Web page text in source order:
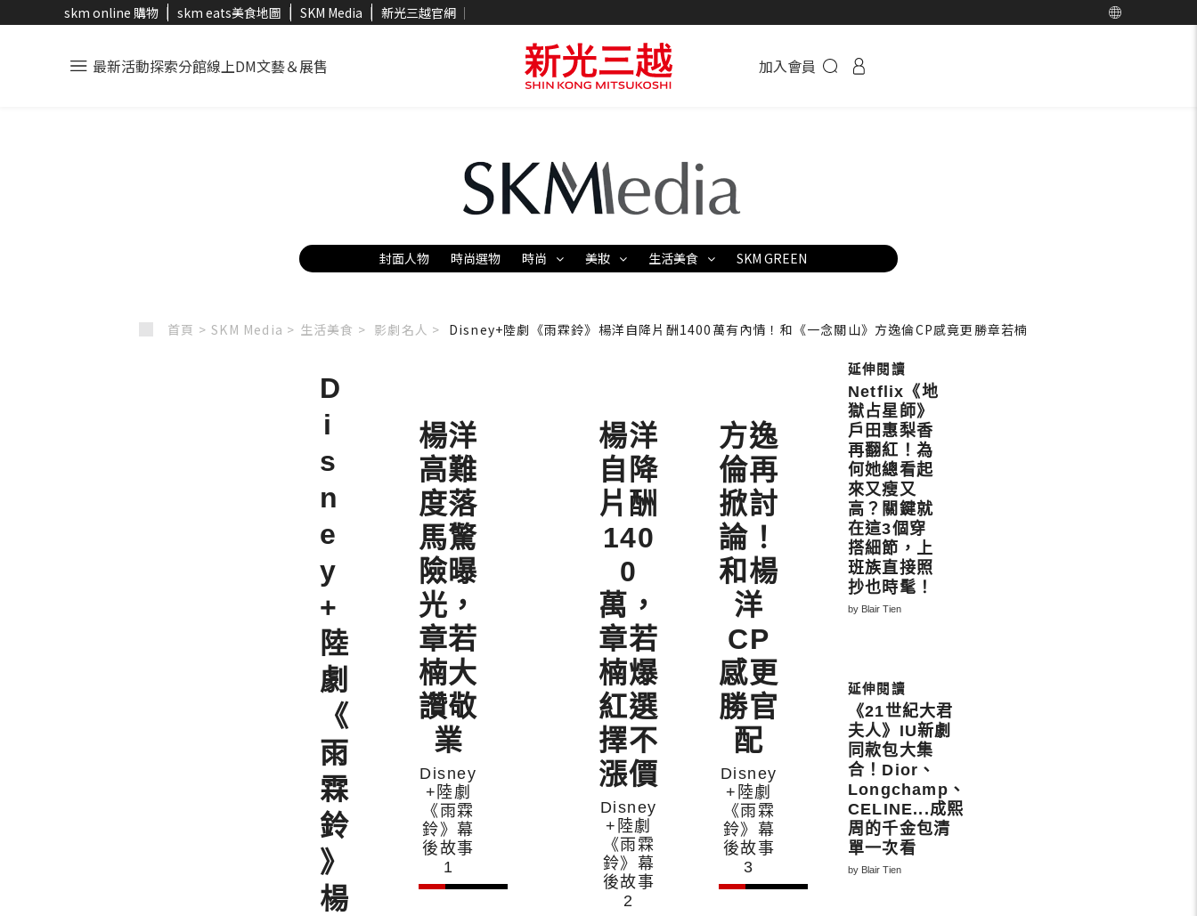
skm online 購物 skm eats美食地圖 SKM Media 新光三越官網
最新活動探索分館線上DM文藝＆展售 加入會員
封面人物 時尚選物 時尚 美妝 生活美食 SKM GREEN
首頁 > SKM Media > 生活美食 > 影劇名人 > Disney+陸劇《雨霖鈴》楊洋自降片酬1400萬有內情！和《一念關山》方逸倫CP感竟更勝章若楠
D
i
s
n
e
y
+
陸
劇
《
雨
霖
鈴
》
楊
楊洋
高難
度落
馬驚
險曝
光，
章若
楠大
讚敬
業
Disney
+陸劇
《雨霖
鈴》幕
後故事
1
楊洋
自降
片酬
140
0
萬，
章若
楠爆
紅選
擇不
漲價
Disney
+陸劇
《雨霖
鈴》幕
後故事
2
方逸
倫再
掀討
論！
和楊
洋
CP
感更
勝官
配
Disney
+陸劇
《雨霖
鈴》幕
後故事
3
Netflix《地
獄占星師》
戶田惠梨香
再翻紅！為
何她總看起
來又瘦又
高？關鍵就
在這3個穿
搭細節，上
班族直接照
抄也時髦！
by Blair Tien
《21世紀大君
夫人》IU新劇
同款包大集
合！Dior、
Longchamp、
CELINE...成熙
周的千金包清
單一次看
by Blair Tien